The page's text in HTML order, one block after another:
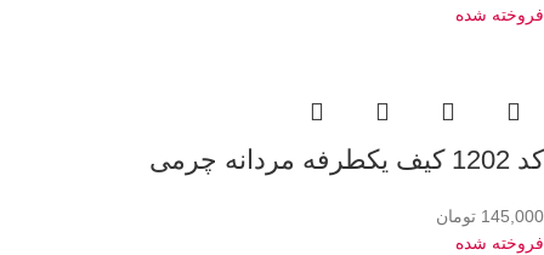
فروخته شده
کد 1202 کیف یکطرفه مردانه چرمی
145,000 تومان
فروخته شده